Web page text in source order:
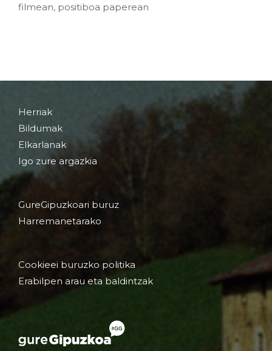
filmean, positiboa paperean
Herriak
Bildumak
Elkarlanak
Igo zure argazkia
GureGipuzkoari buruz
Harremanetarako
Cookieei buruzko politika
Erabilpen arau eta baldintzak